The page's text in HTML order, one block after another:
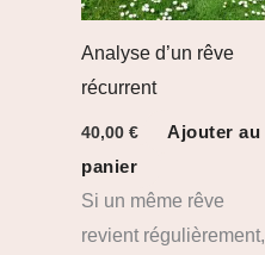
Analyse d’un rêve
récurrent
40,00 €
Ajouter au
panier
Si un même rêve
revient régulièrement,